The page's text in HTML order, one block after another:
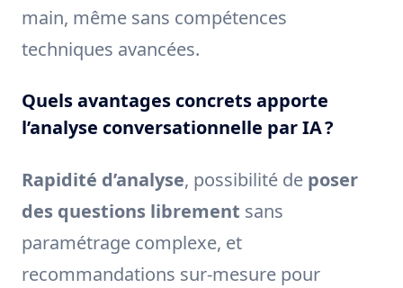
main, même sans compétences
techniques avancées.
Quels avantages concrets apporte
l’analyse conversationnelle par IA ?
Rapidité d’analyse, possibilité de poser
des questions librement sans
paramétrage complexe, et
recommandations sur-mesure pour